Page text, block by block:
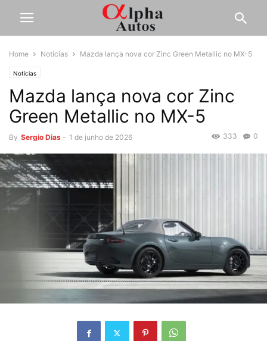
Home Notícias Mazda lança nova cor Zinc Green Metallic no MX-5
Notícias
Mazda lança nova cor Zinc
Green Metallic no MX-5
By Sergio Dias - 1 de junho de 2026 0
333